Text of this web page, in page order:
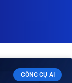
CÔNG CỤ AI